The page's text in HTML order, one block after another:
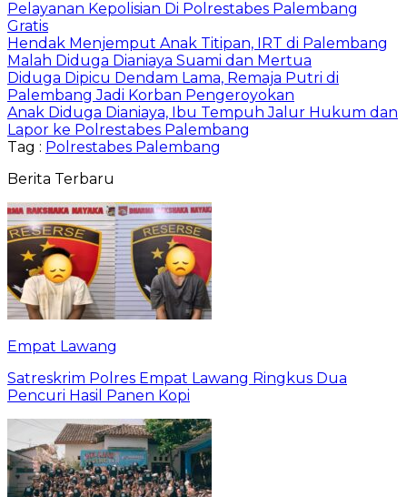
Pelayanan Kepolisian Di Polrestabes Palembang
Gratis
Hendak Menjemput Anak Titipan, IRT di Palembang
Malah Diduga Dianiaya Suami dan Mertua
Diduga Dipicu Dendam Lama, Remaja Putri di
Palembang Jadi Korban Pengeroyokan
Anak Diduga Dianiaya, Ibu Tempuh Jalur Hukum dan
Lapor ke Polrestabes Palembang
Tag : Polrestabes Palembang
Berita Terbaru
Empat Lawang
Satreskrim Polres Empat Lawang Ringkus Dua
Pencuri Hasil Panen Kopi